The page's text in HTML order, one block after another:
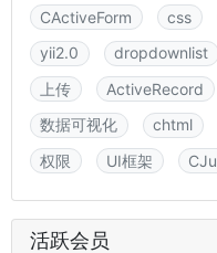
CActiveForm
css
yii2.0
dropdownlist
上传
ActiveRecord
数据可视化
chtml
权限
UI框架
活跃会员